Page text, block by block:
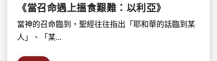
《當召命遇上搵食艱難：以利亞》
當神的召命臨到，聖經往往指出「耶和華的話臨到某
人」、「某...